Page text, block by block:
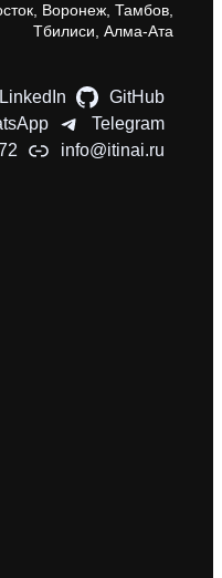
Воронеж, Тамбов,
Тбилиси, Алма-Ата
LinkedIn
GitHub
Telegram
info@itinai.ru